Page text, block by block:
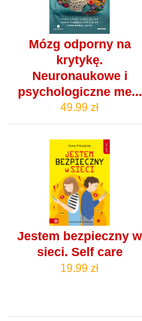
Mózg odporny na
krytykę.
Neuronaukowe i
psychologiczne me...
49.99 zł
Jestem bezpieczny w
sieci. Self care
19.99 zł